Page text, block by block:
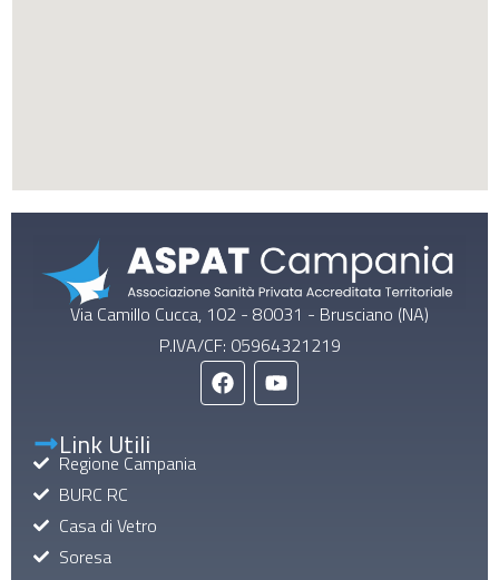
Via Camillo Cucca, 102 - 80031 - Brusciano (NA)
P.IVA/CF: 05964321219
Link Utili
Regione Campania
BURC RC
Casa di Vetro
Soresa